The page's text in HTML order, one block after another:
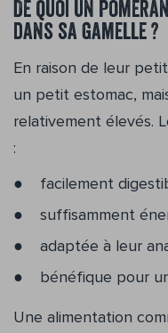
De quoi un
dans sa gamelle ?
En raison de leur
un petit estomac,
relativement élevés.
:
facilement
suffisamment
adaptée à leur
bénéfique pour
Une alimentation